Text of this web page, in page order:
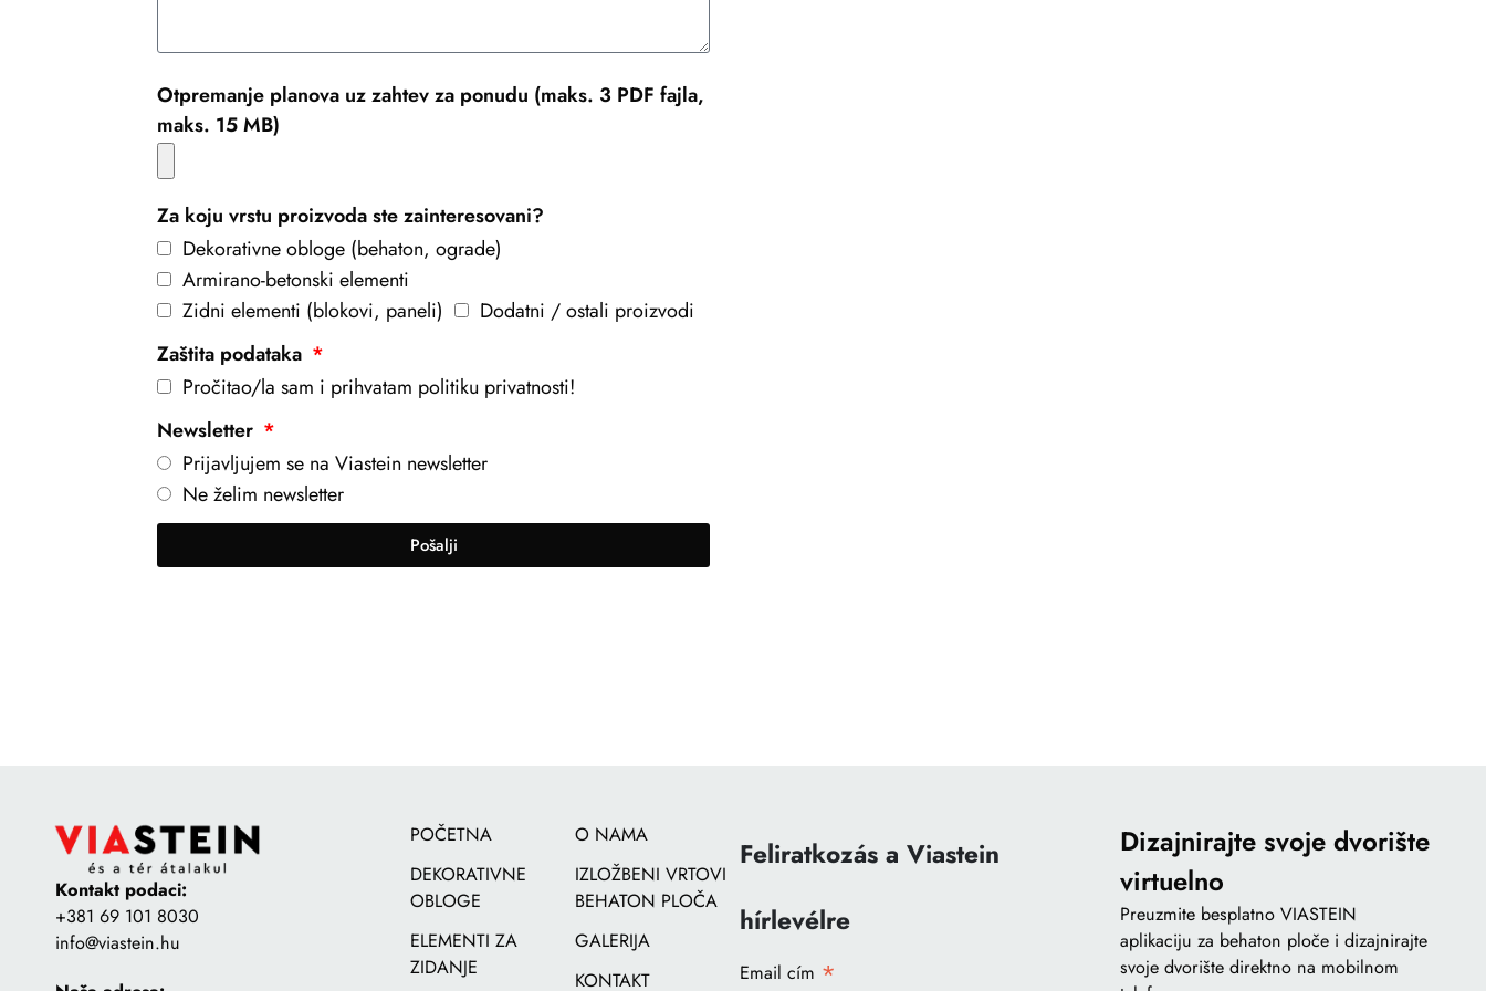
Otpremanje planova uz zahtev za ponudu (maks. 3 PDF fajla,
maks. 15 MB)
Za koju vrstu proizvoda ste zainteresovani?
Dekorativne obloge (behaton, ograde)
Armirano-betonski elementi
Zidni elementi (blokovi, paneli)
Dodatni / ostali proizvodi
Zaštita podataka
Pročitao/la sam i prihvatam politiku privatnosti!
Newsletter
Prijavljujem se na Viastein newsletter
Ne želim newsletter
Pošalji
Kontakt podaci:
+381 69 101 8030
info@viastein.hu
POČETNA
DEKORATIVNE
OBLOGE
ELEMENTI ZA
ZIDANJE
O NAMA
IZLOŽBENI VRTOVI
BEHATON PLOČA
GALERIJA
KONTAKT
Feliratkozás a Viastein
hírlevélre
Email cím *
Dizajnirajte svoje dvorište
virtuelno
Preuzmite besplatno VIASTEIN
aplikaciju za behaton ploče i dizajnirajte
svoje dvorište direktno na mobilnom